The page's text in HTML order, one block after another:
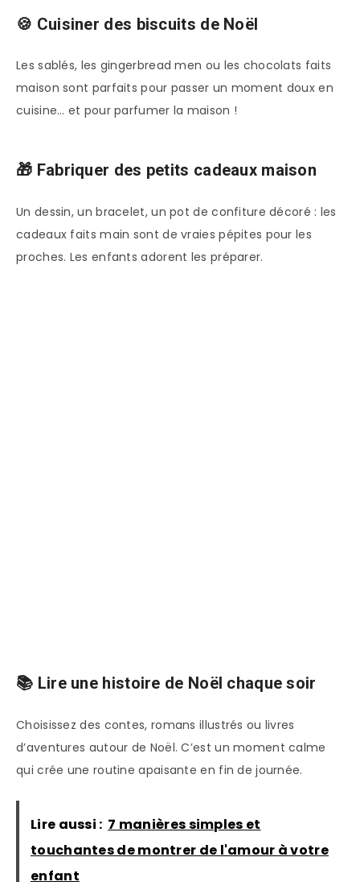
🍪 Cuisiner des biscuits de Noël
Les sablés, les gingerbread men ou les chocolats faits
maison sont parfaits pour passer un moment doux en
cuisine… et pour parfumer la maison !
🎁 Fabriquer des petits cadeaux maison
Un dessin, un bracelet, un pot de confiture décoré : les
cadeaux faits main sont de vraies pépites pour les
proches. Les enfants adorent les préparer.
📚 Lire une histoire de Noël chaque soir
Choisissez des contes, romans illustrés ou livres
d’aventures autour de Noël. C’est un moment calme
qui crée une routine apaisante en fin de journée.
Lire aussi : 7 manières simples et
touchantes de montrer de l'amour à votre
enfant